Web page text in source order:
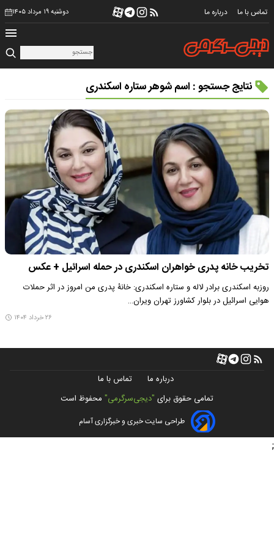
تماس با ما درباره ما دوشنبه ۱۹ مرداد ۱۴۰۵
نتایج جستجو : اسم شوهر ستاره اسکندری
تخریب خانه پدری خواهران اسکندری در حمله اسرائیل + عکس
روزبه اسکندری برادر لاله و ستاره اسکندری: خانۀ پدری من امروز در اثر حملات
هوایی اسرائیل در بلوار کشاورز تهران ویران…
۲۶ خرداد ۱۴۰۴
درباره ما
تماس با ما
تمامی حقوق برای "دیجی‌سرگرمی" محفوظ است
طراحی سایت خبری و خبرگزاری آسام
;